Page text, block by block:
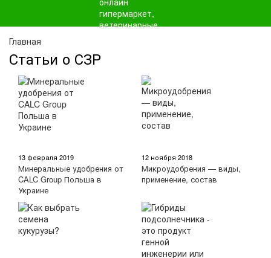
Главная
Статьи о СЗР
13 февраля 2019
Минеральные удобрения от
CALC Group Польша в
Украине
12 ноября 2018
Микроудобрения — виды,
применение, состав